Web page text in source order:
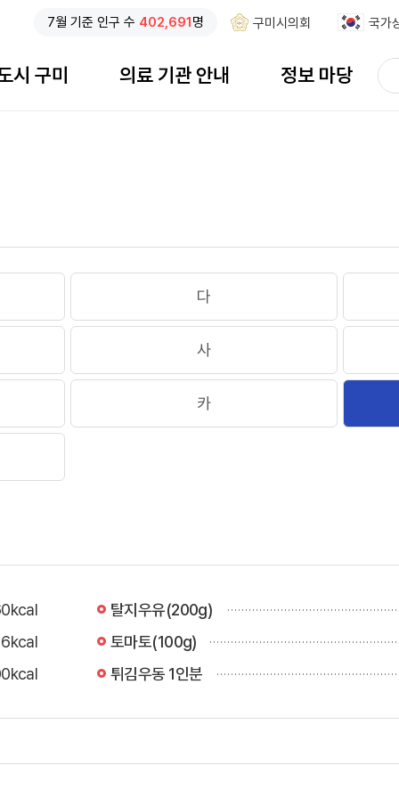
7월 기준 인구 수 402,691명 구미시의회 국가
시 구미 의료 기관 안내 정보 마당
검색창 열기
검
색
다
사
카
탈지우유(200g)
토마토(100g)
튀김우동 1인분